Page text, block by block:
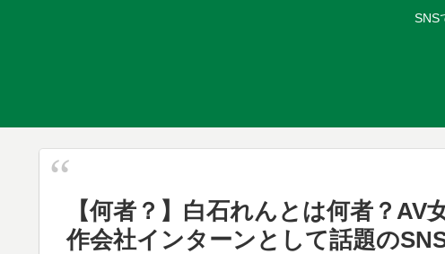
SNS
【何者？】白石れんとは何者？AV
作会社インターンとして話題の